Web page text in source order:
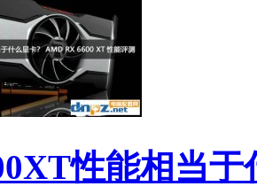
性能相当